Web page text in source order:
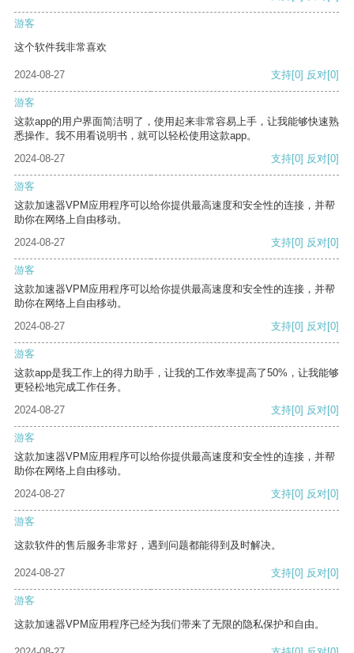
游客
这个软件我非常喜欢
2024-08-27 支持[0] 反对[0]
游客
这款app的用户界面简洁明了，使用起来非常容易上手，让我能够快速熟
悉操作。我不用看说明书，就可以轻松使用这款app。
2024-08-27
支持[0] 反对[0]
游客
这款加速器VPM应用程序可以给你提供最高速度和安全性的连接，并帮
助你在网络上自由移动。
2024-08-27
支持[0] 反对[0]
游客
这款加速器VPM应用程序可以给你提供最高速度和安全性的连接，并帮
助你在网络上自由移动。
2024-08-27
支持[0] 反对[0]
游客
这款app是我工作上的得力助手，让我的工作效率提高了50%，让我能够
更轻松地完成工作任务。
2024-08-27
支持[0] 反对[0]
游客
这款加速器VPM应用程序可以给你提供最高速度和安全性的连接，并帮
助你在网络上自由移动。
2024-08-27
支持[0] 反对[0]
游客
这款软件的售后服务非常好，遇到问题都能得到及时解决。
2024-08-27 支持[0] 反对[0]
游客
这款加速器VPM应用程序已经为我们带来了无限的隐私保护和自由。